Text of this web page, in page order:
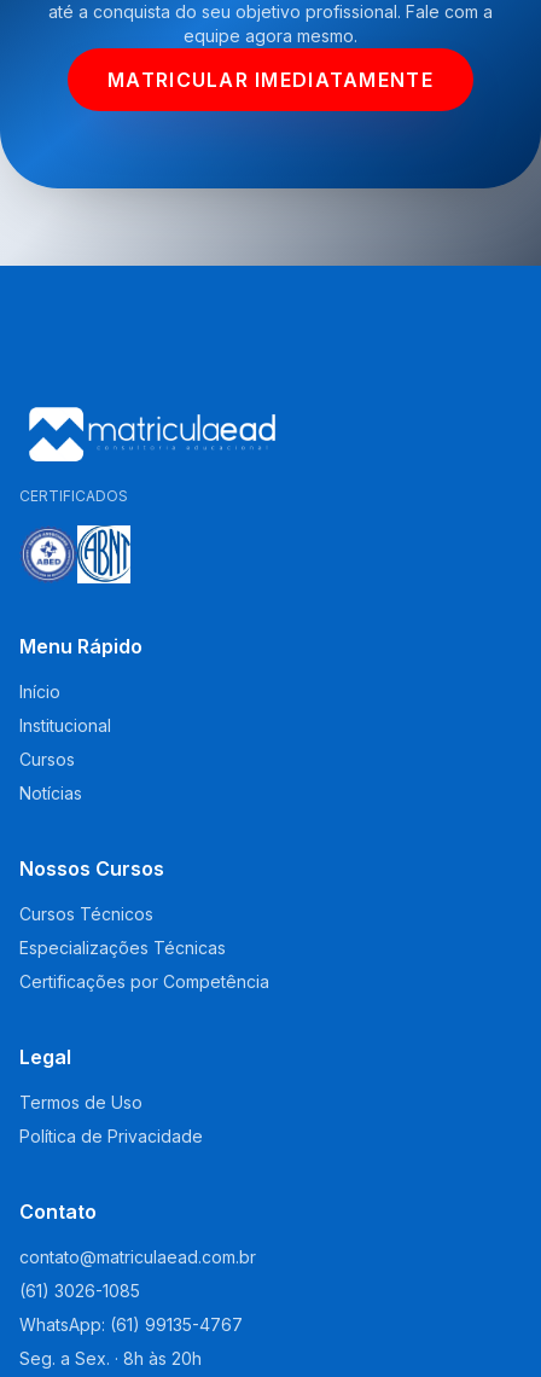
até a conquista do seu objetivo profissional. Fale com a
equipe agora mesmo.
MATRICULAR IMEDIATAMENTE
CERTIFICADOS
Menu Rápido
Início
Institucional
Cursos
Notícias
Nossos Cursos
Cursos Técnicos
Especializações Técnicas
Certificações por Competência
Legal
Termos de Uso
Política de Privacidade
Contato
contato@matriculaead.com.br
(61) 3026-1085
WhatsApp: (61) 99135-4767
Seg. a Sex. · 8h às 20h